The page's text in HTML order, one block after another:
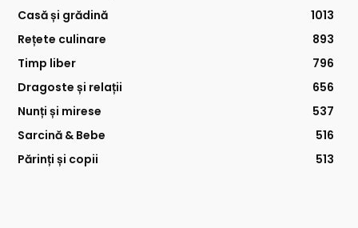
Casă și grădină
1013
Rețete culinare
893
Timp liber
796
Dragoste și relații
656
Nunți și mirese
537
Sarcină & Bebe
516
Părinți și copii
513